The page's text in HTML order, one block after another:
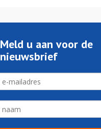
Meld u aan voor de
nieuwsbrief